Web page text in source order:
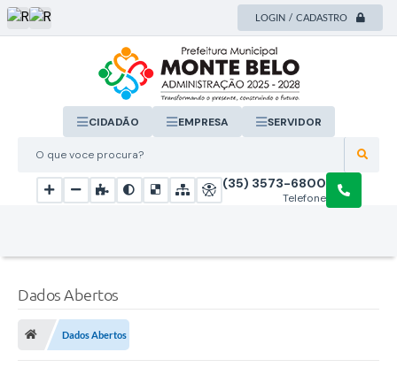
LOGIN / CADASTRO
O que voce procura?
CIDADÃO EMPRESA SERVIDOR
Telefone
(35) 3573-6800
Dados Abertos
Dados Abertos